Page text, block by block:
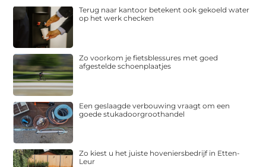
Terug naar kantoor betekent ook gekoeld water
op het werk checken
Zo voorkom je fietsblessures met goed
afgestelde schoenplaatjes
Een geslaagde verbouwing vraagt om een
goede stukadoorgroothandel
Zo kiest u het juiste hoveniersbedrijf in Etten-
Leur